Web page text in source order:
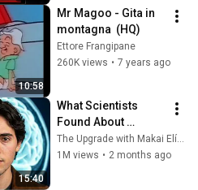
10:58
Mr Magoo - Gita in
montagna  (HQ)
Ettore Frangipane
260K views • 7 years ago
15:40
What Scientists
Found About
Audiobooks
The Upgrade with Makai Elías Calles
1M views • 2 months ago